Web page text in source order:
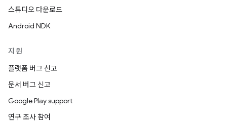
스튜디오 다운로드
Android NDK
지원
플랫폼 버그 신고
문서 버그 신고
Google Play support
연구 조사 참여